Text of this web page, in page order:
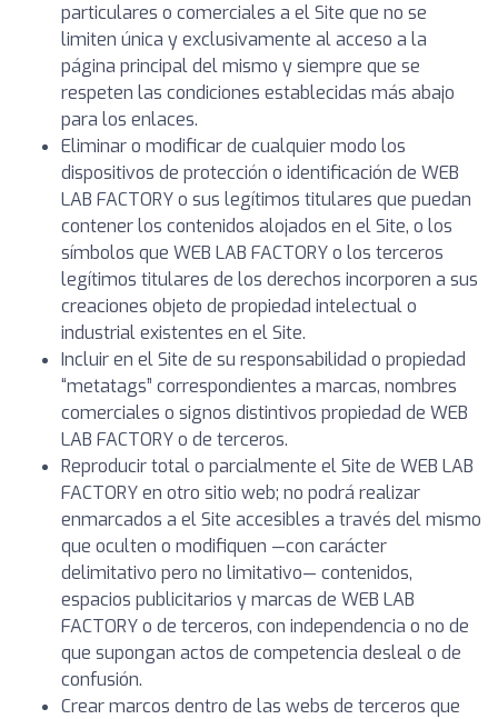
particulares o comerciales a el Site que no se
limiten única y exclusivamente al acceso a la
página principal del mismo y siempre que se
respeten las condiciones establecidas más abajo
para los enlaces.
Eliminar o modificar de cualquier modo los
dispositivos de protección o identificación de WEB
LAB FACTORY o sus legítimos titulares que puedan
contener los contenidos alojados en el Site, o los
símbolos que WEB LAB FACTORY o los terceros
legítimos titulares de los derechos incorporen a sus
creaciones objeto de propiedad intelectual o
industrial existentes en el Site.
Incluir en el Site de su responsabilidad o propiedad
“metatags” correspondientes a marcas, nombres
comerciales o signos distintivos propiedad de WEB
LAB FACTORY o de terceros.
Reproducir total o parcialmente el Site de WEB LAB
FACTORY en otro sitio web; no podrá realizar
enmarcados a el Site accesibles a través del mismo
que oculten o modifiquen —con carácter
delimitativo pero no limitativo— contenidos,
espacios publicitarios y marcas de WEB LAB
FACTORY o de terceros, con independencia o no de
que supongan actos de competencia desleal o de
confusión.
Crear marcos dentro de las webs de terceros que